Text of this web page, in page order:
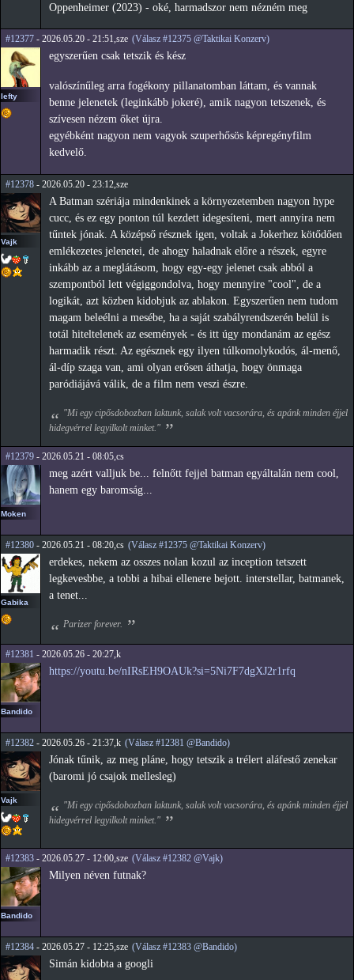
Oppenheimer (2023) - oké, harmadszor nem nézném meg
#12377 - 2026.05.20 - 21:51,sze (Válasz #12375 @Taktikai Konzerv)
lefty
egyszerűen csak tetszik és kész
valószínűleg arra fogékony pillanatomban láttam, és vannak
benne jelenetek (leginkább jokeré), amik nagyon tetszenek, és
szívesen nézem őket újra.
egyébként nagyon nem vagyok szuperhősös képregényfilm
kedvelő.
#12378 - 2026.05.20 - 23:12,sze
Vajk
A Batman szériája mindenkinek a környezetemben nagyon hype
cucc, és ez egy ponton túl kezdett idegesíteni, mert annyira nem
tűntek jónak. A középső résznek igen, voltak a Jokerhez kötődően
emlékezetes jelenetei, de ahogy haladnak előre a részek, egyre
inkább az a meglátásom, hogy egy-egy jelenet csak abból a
szempontból lett végiggondolva, hogy mennyire "cool", de a
logikát, azt közben kidobjuk az ablakon. Egyszerűen nem tudom
magam beleélni a mesébe, ha a saját szabályrendszerén belül is
totál hiteltelenek az események - és itt úgy mondanám az egész
harmadik részt. Az egésznek egy ilyen túlkomolykodós, ál-menő,
ál-díp szaga van, ami olyan erősen áthatja, hogy önmaga
paródiájává válik, de a film nem veszi észre.
"Mi egy cipősdobozban laktunk, salak volt vacsorára, és apánk minden éjjel
hidegvérrel legyilkolt minket."
#12379 - 2026.05.21 - 08:05,cs
Moken
meg azért valljuk be... felnőtt fejjel batman egyáltalán nem cool,
hanem egy baromság...
#12380 - 2026.05.21 - 08:20,cs (Válasz #12375 @Taktikai Konzerv)
Gabika
erdekes, nekem az osszes nolan kozul az inception tetszett
legkevesbbe, a tobbi a hibai ellenere bejott. interstellar, batmanek,
a tenet...
Parizer forever.
#12381 - 2026.05.26 - 20:27,k
Bandido
https://youtu.be/nIRsEH9OAUk?si=5Ni7F7dgXJ2r1rfq
#12382 - 2026.05.26 - 21:37,k (Válasz #12381 @Bandido)
Vajk
Jónak tűnik, az meg pláne, hogy tetszik a trélert aláfestő zenekar
(baromi jó csajok mellesleg)
"Mi egy cipősdobozban laktunk, salak volt vacsorára, és apánk minden éjjel
hidegvérrel legyilkolt minket."
#12383 - 2026.05.27 - 12:00,sze (Válasz #12382 @Vajk)
Bandido
Milyen néven futnak?
#12384 - 2026.05.27 - 12:25,sze (Válasz #12383 @Bandido)
Simán kidobta a googli